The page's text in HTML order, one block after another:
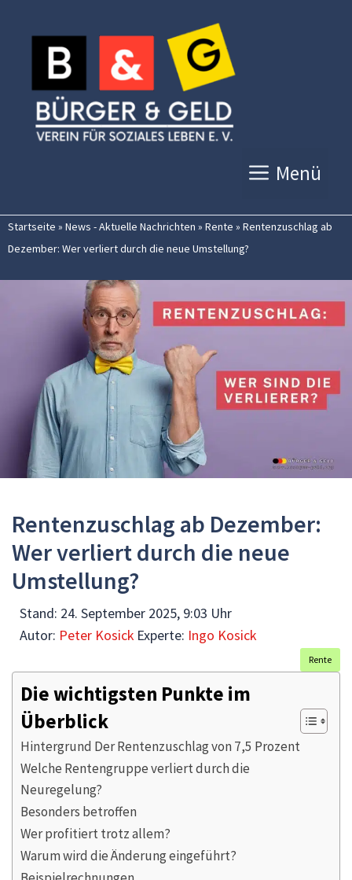
Inhalt
springen
Menü
Startseite » News - Aktuelle Nachrichten » Rente » Rentenzuschlag ab
Dezember: Wer verliert durch die neue Umstellung?
Rentenzuschlag ab Dezember:
Wer verliert durch die neue
Umstellung?
Stand: 24. September 2025, 9:03 Uhr
Autor: Peter Kosick Experte: Ingo Kosick
Rente
Die wichtigsten Punkte im
Überblick
Hintergrund Der Rentenzuschlag von 7,5 Prozent
Welche Rentengruppe verliert durch die
Neuregelung?
Besonders betroffen
Wer profitiert trotz allem?
Warum wird die Änderung eingeführt?